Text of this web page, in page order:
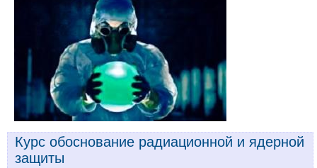
Курс обоснование радиационной и ядерной
защиты